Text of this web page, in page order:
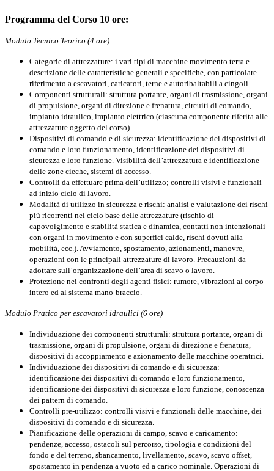
Programma del Corso 10 ore:
Modulo Tecnico Teorico (4 ore)
Categorie di attrezzature: i vari tipi di macchine movimento terra e
descrizione delle caratteristiche generali e specifiche, con particolare
riferimento a escavatori, caricatori, terne e autoribaltabili a cingoli.
Componenti strutturali: struttura portante, organi di trasmissione, organi
di propulsione, organi di direzione e frenatura, circuiti di comando,
impianto idraulico, impianto elettrico (ciascuna componente riferita alle
attrezzature oggetto del corso).
Dispositivi di comando e di sicurezza: identificazione dei dispositivi di
comando e loro funzionamento, identificazione dei dispositivi di
sicurezza e loro funzione. Visibilità dell’attrezzatura e identificazione
delle zone cieche, sistemi di accesso.
Controlli da effettuare prima dell’utilizzo; controlli visivi e funzionali
ad inizio ciclo di lavoro.
Modalità di utilizzo in sicurezza e rischi: analisi e valutazione dei rischi
più ricorrenti nel ciclo base delle attrezzature (rischio di
capovolgimento e stabilità statica e dinamica, contatti non intenzionali
con organi in movimento e con superfici calde, rischi dovuti alla
mobilità, ecc.). Avviamento, spostamento, azionamenti, manovre,
operazioni con le principali attrezzature di lavoro. Precauzioni da
adottare sull’organizzazione dell’area di scavo o lavoro.
Protezione nei confronti degli agenti fisici: rumore, vibrazioni al corpo
intero ed al sistema mano-braccio.
Modulo Pratico per escavatori idraulici (6 ore)
Individuazione dei componenti strutturali: struttura portante, organi di
trasmissione, organi di propulsione, organi di direzione e frenatura,
dispositivi di accoppiamento e azionamento delle macchine operatrici.
Individuazione dei dispositivi di comando e di sicurezza:
identificazione dei dispositivi di comando e loro funzionamento,
identificazione dei dispositivi di sicurezza e loro funzione, conoscenza
dei pattern di comando.
Controlli pre-utilizzo: controlli visivi e funzionali delle macchine, dei
dispositivi di comando e di sicurezza.
Pianificazione delle operazioni di campo, scavo e caricamento:
pendenze, accesso, ostacoli sul percorso, tipologia e condizioni del
fondo e del terreno, sbancamento, livellamento, scavo, scavo offset,
spostamento in pendenza a vuoto ed a carico nominale. Operazioni di